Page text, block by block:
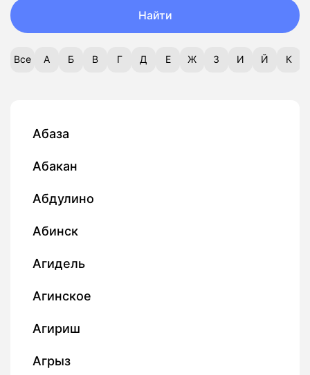
Найти
Все А Б В Г Д Е Ж З И Й К
Абаза
Абакан
Абдулино
Абинск
Агидель
Агинское
Агириш
Агрыз